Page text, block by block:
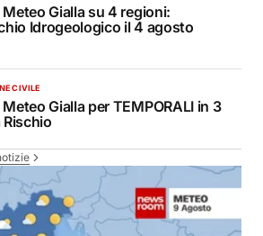
Gialla su 4 regioni:
Idrogeologico il 4 agosto
CIVILE
Gialla per TEMPORALI in 3
Rischio